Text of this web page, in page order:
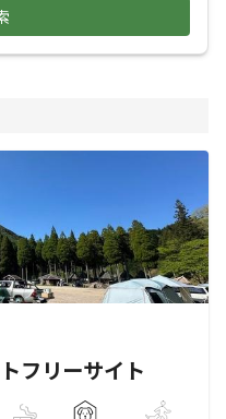
フリーサイト